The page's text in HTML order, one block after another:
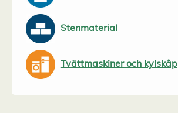
Stenmaterial
Tvättmaskiner och kylskåp